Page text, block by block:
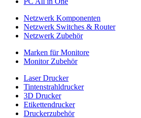
Netzwerk Komponenten
Netzwerk Switches & Router
Netzwerk Zubehör
Marken für Monitore
Monitor Zubehör
Laser Drucker
Tintenstrahldrucker
3D Drucker
Etikettendrucker
Druckerzubehör